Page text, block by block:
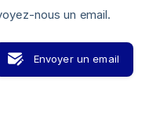
nous un email.
Envoyer un email